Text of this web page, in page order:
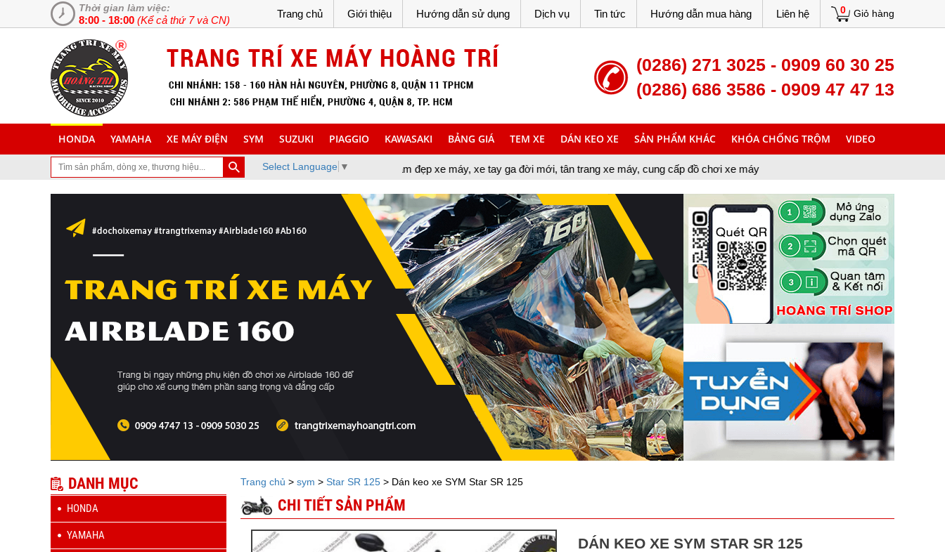
Thời gian làm việc:
8:00 - 18:00 (Kể cả thứ 7 và CN)
0 Giỏ hàng
Trang chủ Giới thiệu Hướng dẫn sử dụng Dịch vụ Tin tức Hướng dẫn mua hàng Liên hệ
(0286) 271 3025 - 0909 60 30 25
(0286) 686 3586 - 0909 47 47 13
HONDA YAMAHA XE MÁY ĐIỆN SYM SUZUKI PIAGGIO KAWASAKI BẢNG GIÁ TEM XE DÁN KEO XE SẢN PHẨM KHÁC KHÓA CHỐNG TRỘM VIDEO
Select Language ▼
thăm trang Web chuyên cung cấp và lắp đặt phụ tùng inox trang trí làm đẹp xe máy, xe tay ga đời mới, tân trang xe máy, cung cấp đồ chơi xe máy
DANH MỤC
HONDA
YAMAHA
Trang chủ > sym > Star SR 125> Dán keo xe SYM Star SR 125
CHI TIẾT SẢN PHẨM
DÁN KEO XE SYM STAR SR 125